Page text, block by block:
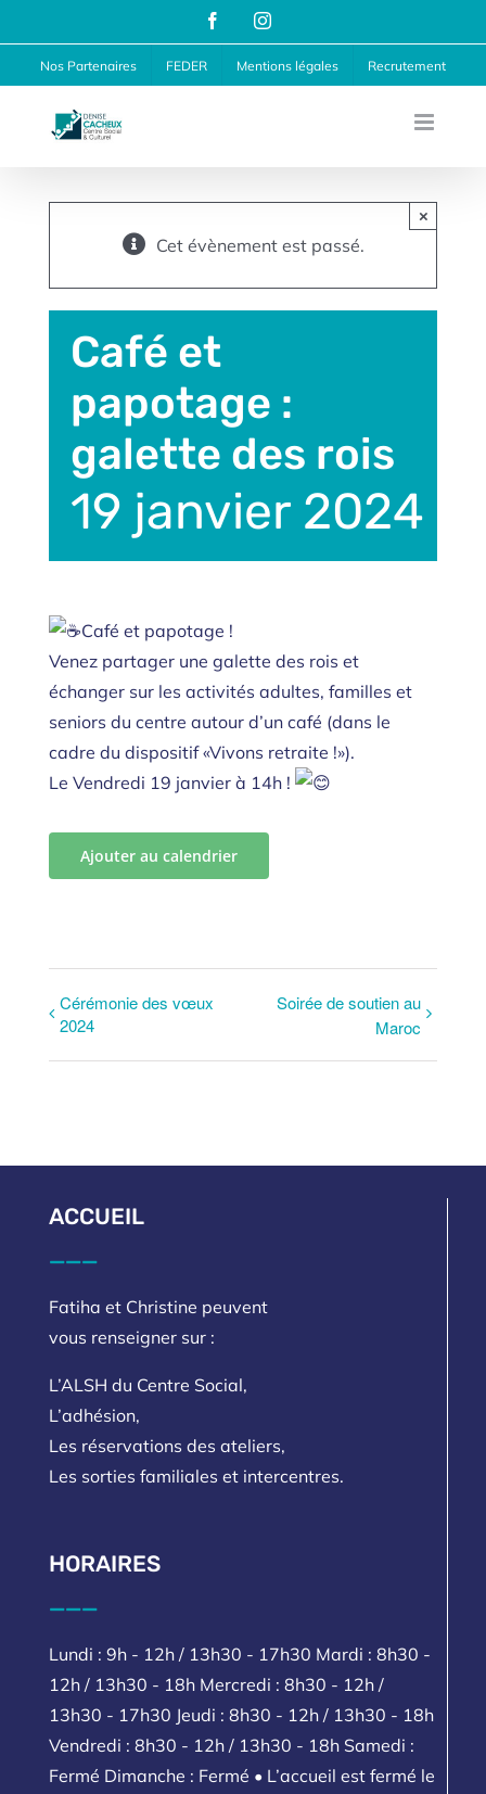
au
contenu
FacebookInstagram
Nos Partenaires FEDER Mentions légales Recrutement
Cet évènement est passé.
×
Café et
papotage :
galette des rois
19 janvier 2024 |
Café et papotage !
Venez partager une galette des rois et
échanger sur les activités adultes, familles et
seniors du centre autour d’un café (dans le
cadre du dispositif «Vivons retraite !»).
Le Vendredi 19 janvier à 14h !
Ajouter au calendrier
Cérémonie des vœux
2024
Soirée de soutien au
Maroc
ACCUEIL
___
Fatiha et Christine peuvent
vous renseigner sur :
L’ALSH du Centre Social,
L’adhésion,
Les réservations des ateliers,
Les sorties familiales et intercentres.
HORAIRES
___
Lundi : 9h - 12h / 13h30 - 17h30 Mardi : 8h30 -
12h / 13h30 - 18h Mercredi : 8h30 - 12h /
13h30 - 17h30 Jeudi : 8h30 - 12h / 13h30 - 18h
Vendredi : 8h30 - 12h / 13h30 - 18h Samedi :
Fermé Dimanche : Fermé • L’accueil est fermé le